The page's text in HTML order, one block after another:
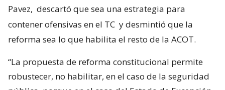
Pavez, descartó que sea una estrategia para
contener ofensivas en el TC y desmintió que la
reforma sea lo que habilita el resto de la ACOT.
“La propuesta de reforma constitucional permite
robustecer, no habilitar, en el caso de la seguridad